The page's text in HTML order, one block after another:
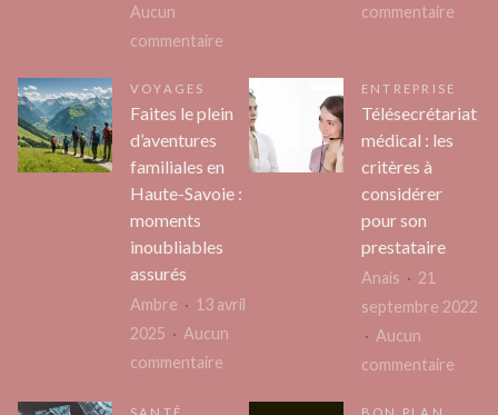
Aucun
commentaire
financement
votre
instant
commentaire
VOYAGES
Faites le plein
d’aventures
familiales en
Haute-Savoie :
moments
inoubliables
assurés
Ambre
13 avril
2025
Aucun
commentaire
ENTREPRISE
Télésecrétariat
médical : les
critères à
considérer
pour son
prestataire
Anais
21
septembre 2022
Aucun
commentaire